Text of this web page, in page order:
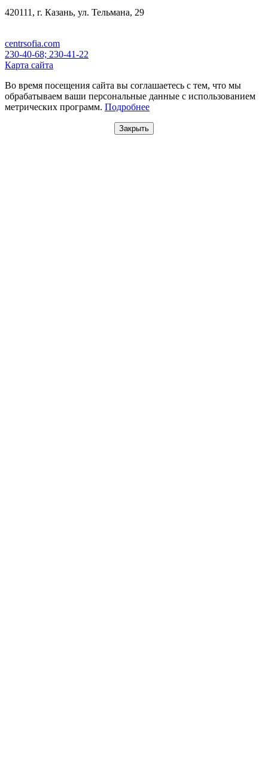
420111, г. Казань, ул. Тельмана, 29
centrsofia.com
230-40-68; 230-41-22
Карта сайта
Во время посещения сайта вы соглашаетесь с тем, что мы
обрабатываем ваши персональные данные с использованием
метрических программ. Подробнее
Закрыть